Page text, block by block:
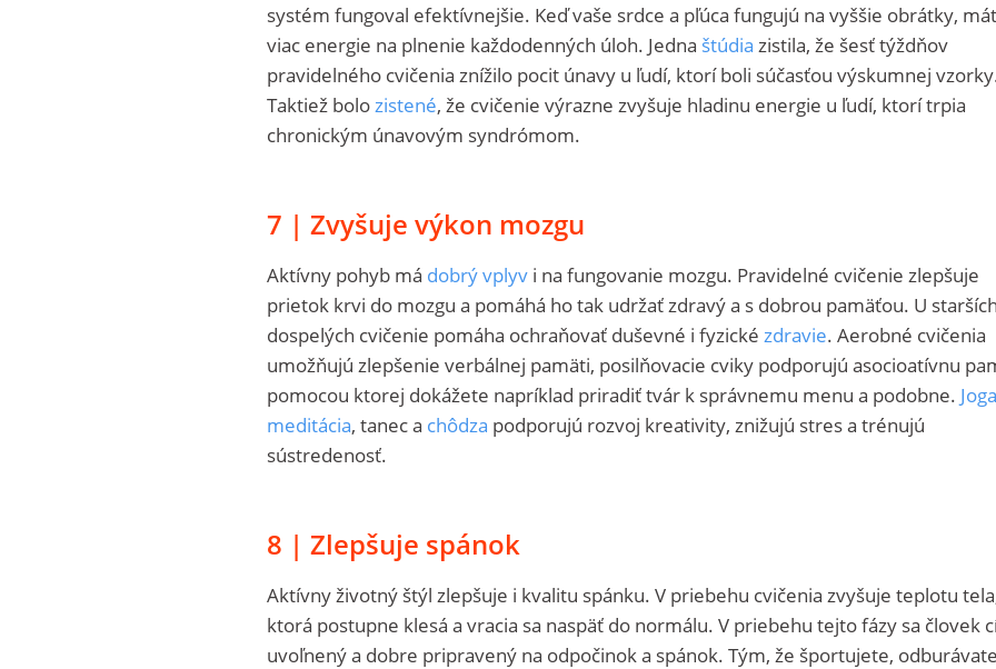
systém fungoval efektívnejšie. Keď vaše srdce a pľúca fungujú na vyššie obrátky,
viac energie na plnenie každodenných úloh. Jedna štúdia zistila, že šesť týždňov
pravidelného cvičenia znížilo pocit únavy u ľudí, ktorí boli súčasťou výskumnej
Taktiež bolozistené, že cvičenie výrazne zvyšuje hladinu energie u ľudí, ktorí trpia
chronickým únavovým syndrómom.
7 | Zvyšuje výkon mozgu
Aktívny pohyb má dobrý vplyvi na fungovanie mozgu. Pravidelné cvičenie zlepšuje
prietok krvi do mozgu a pomáhá ho tak udržať zdravý a s dobrou pamäťou. U starších
dospelých cvičenie pomáha ochraňovať duševné i fyzické zdravie. Aerobné cvičenia
umožňujú zlepšenie verbálnej pamäti, posilňovacie cviky podporujú asocioatívnu
pomocou ktorej dokážete napríklad priradiť tvár k správnemu menu a podobne. Joga
meditácia, tanec a chôdza podporujú rozvoj kreativity, znižujú stres a trénujú
sústredenosť.
8 | Zlepšuje spánok
Aktívny životný štýl zlepšuje i kvalitu spánku. V priebehu cvičenia zvyšuje teplotu
ktorá postupne klesá a vracia sa naspäť do normálu. V priebehu tejto fázy sa človek
uvoľnený a dobre pripravený na odpočinok a spánok. Tým, že športujete, odburávate